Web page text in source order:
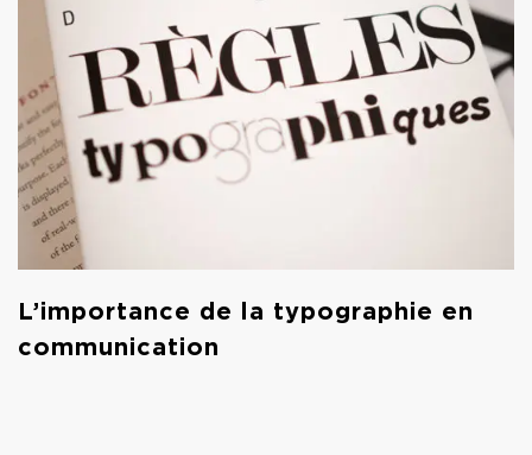
L’importance de la typographie en
communication